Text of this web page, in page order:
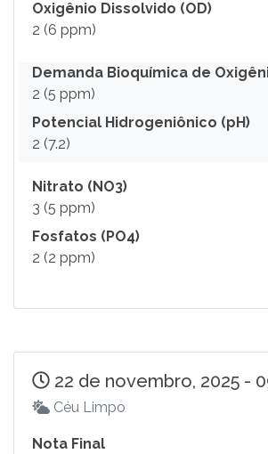
Oxigênio Dissolvido (OD)
2 (6 ppm)
Demanda Bioquímica de
2 (5 ppm)
Potencial Hidrogeniônico (pH)
2 (7.2)
Nitrato (NO3)
3 (5 ppm)
Fosfatos (PO4)
2 (2 ppm)
22 de novembro, 2025 -
Céu Limpo
Nota Final